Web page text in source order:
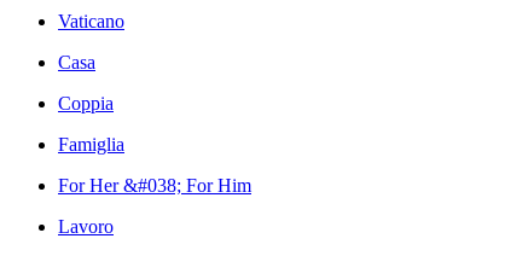
Vaticano
Casa
Coppia
Famiglia
For Her &#038; For Him
Lavoro